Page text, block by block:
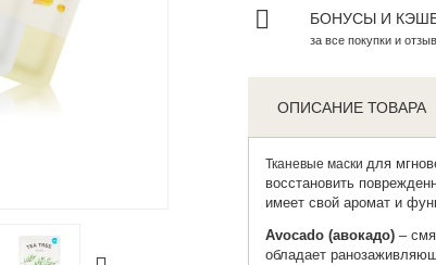
БОНУСЫ И
за все покупки и
ОПИСАНИЕ ТОВАРА
Тканевые маски для
восстановить
имеет свой аромат и
Avocado (авокадо)–
обладает